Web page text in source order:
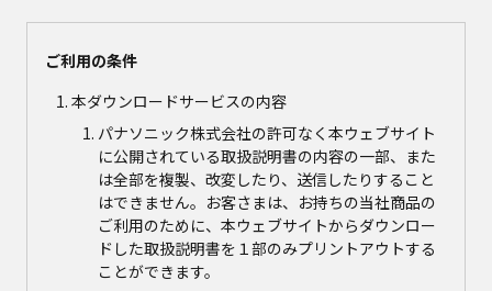
ご利用の条件
本ダウンロードサービスの内容
パナソニック株式会社の許可なく本ウェブサイト
に公開されている取扱説明書の内容の一部、また
は全部を複製、改変したり、送信したりすること
はできません。お客さまは、お持ちの当社商品の
ご利用のために、本ウェブサイトからダウンロー
ドした取扱説明書を１部のみプリントアウトする
ことができます。